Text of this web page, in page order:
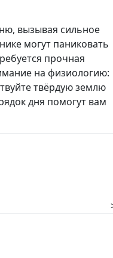
вызывая сильное
могут паниковать
прочная
на физиологию:
твёрдую землю
дня помогут вам